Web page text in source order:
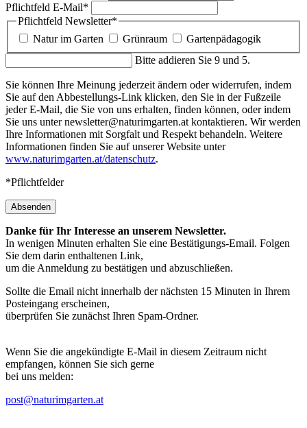
Pflichtfeld E-Mail*
Pflichtfeld Newsletter*
Natur im Garten
Grünraum
Gartenpädagogik
Bitte addieren Sie 9 und 5.
Sie können Ihre Meinung jederzeit ändern oder widerrufen, indem
Sie auf den Abbestellungs-Link klicken, den Sie in der Fußzeile
jeder E-Mail, die Sie von uns erhalten, finden können, oder indem
Sie uns unter newsletter@naturimgarten.at kontaktieren. Wir werden
Ihre Informationen mit Sorgfalt und Respekt behandeln. Weitere
Informationen finden Sie auf unserer Website unter
www.naturimgarten.at/datenschutz.
*Pflichtfelder
Absenden
Danke für Ihr Interesse an unserem Newsletter.
In wenigen Minuten erhalten Sie eine Bestätigungs-Email. Folgen
Sie dem darin enthaltenen Link,
um die Anmeldung zu bestätigen und abzuschließen.
Sollte die Email nicht innerhalb der nächsten 15 Minuten in Ihrem
Posteingang erscheinen,
überprüfen Sie zunächst Ihren Spam-Ordner.
Wenn Sie die angekündigte E-Mail in diesem Zeitraum nicht
empfangen, können Sie sich gerne
bei uns melden:
post@naturimgarten.at